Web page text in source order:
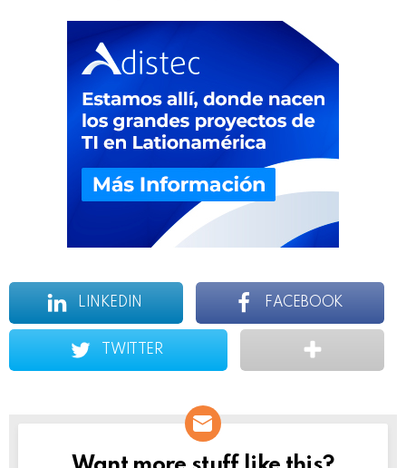
LINKEDIN FACEBOOK
TWITTER
NEWSLETTER